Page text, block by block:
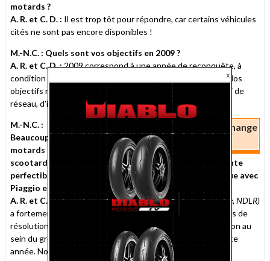
motards ?
A. R. et C. D. : Il est trop tôt pour répondre, car certains véhicules
cités ne sont pas encore disponibles !
M.-N.C. : Quels sont vos objectifs en 2009 ?
A. R. et C. D. :2009 correspond à une année de reconquête, à
condition que la crise économique épargne notre marché. Nos
objectifs restent ambitieux en termes de ventes mais aussi de
réseau, d'image et de communication.
"Notre taux de service pièces de rechange
a fortement progressé"
M.-N.C. :
Beaucoup de
motards - et
scootards - évoquent à votre sujet un service après-vente
perfectible, voire défaillant... Le regroupement logistique avec
Piaggio est-il fonctionnel ?
A. R. et C. D. :Notre taux de service PDR(Pièces de Rechange, NDLR)
a fortement progressé mais nous sommes toujours en cours de
résolution de problèmes accumulés par le passé. L’intégration au
sein du groupe Piaggio sera totalement opérationnelle cette
année. Nous pourrons en mesurer l’effet fin 2009.